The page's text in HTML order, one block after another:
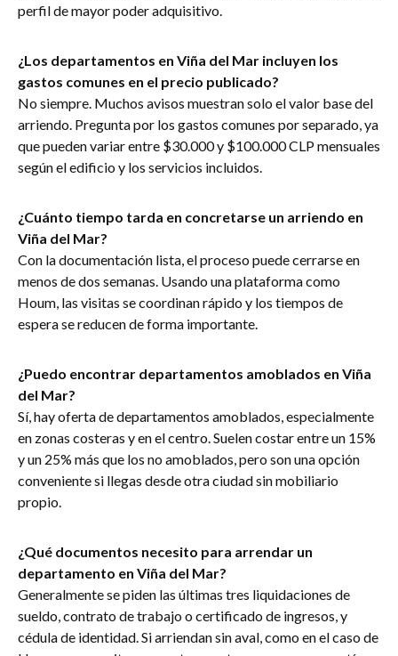
perfil de mayor poder adquisitivo.
¿Los departamentos en Viña del Mar incluyen los
gastos comunes en el precio publicado?
No siempre. Muchos avisos muestran solo el valor base del
arriendo. Pregunta por los gastos comunes por separado, ya
que pueden variar entre $30.000 y $100.000 CLP mensuales
según el edificio y los servicios incluidos.
¿Cuánto tiempo tarda en concretarse un arriendo en
Viña del Mar?
Con la documentación lista, el proceso puede cerrarse en
menos de dos semanas. Usando una plataforma como
Houm, las visitas se coordinan rápido y los tiempos de
espera se reducen de forma importante.
¿Puedo encontrar departamentos amoblados en Viña
del Mar?
Sí, hay oferta de departamentos amoblados, especialmente
en zonas costeras y en el centro. Suelen costar entre un 15%
y un 25% más que los no amoblados, pero son una opción
conveniente si llegas desde otra ciudad sin mobiliario
propio.
¿Qué documentos necesito para arrendar un
departamento en Viña del Mar?
Generalmente se piden las últimas tres liquidaciones de
sueldo, contrato de trabajo o certificado de ingresos, y
cédula de identidad. Si arriendan sin aval, como en el caso de